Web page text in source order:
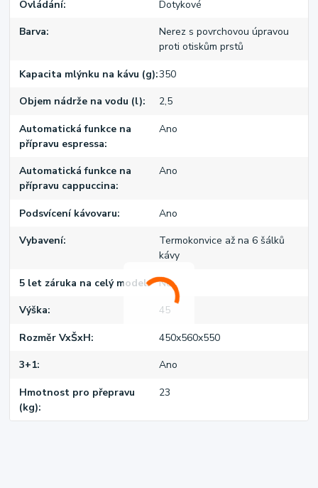
Ovládání Dotykové
Barva
Nerez s povrchovou úpravou
proti otiskům prstů
Kapacita mlýnku na kávu (g) 350
Objem nádrže na vodu (l) 2,5
Automatická funkce na
přípravu espressa
Ano
Automatická funkce na
přípravu cappuccina
Ano
Podsvícení kávovaru Ano
Vybavení
Termokonvice až na 6 šálků
kávy
5 let záruka na celý model Ne
Výška 45
Rozměr VxŠxH 450x560x550
3+1 Ano
Hmotnost pro přepravu
(kg)
23